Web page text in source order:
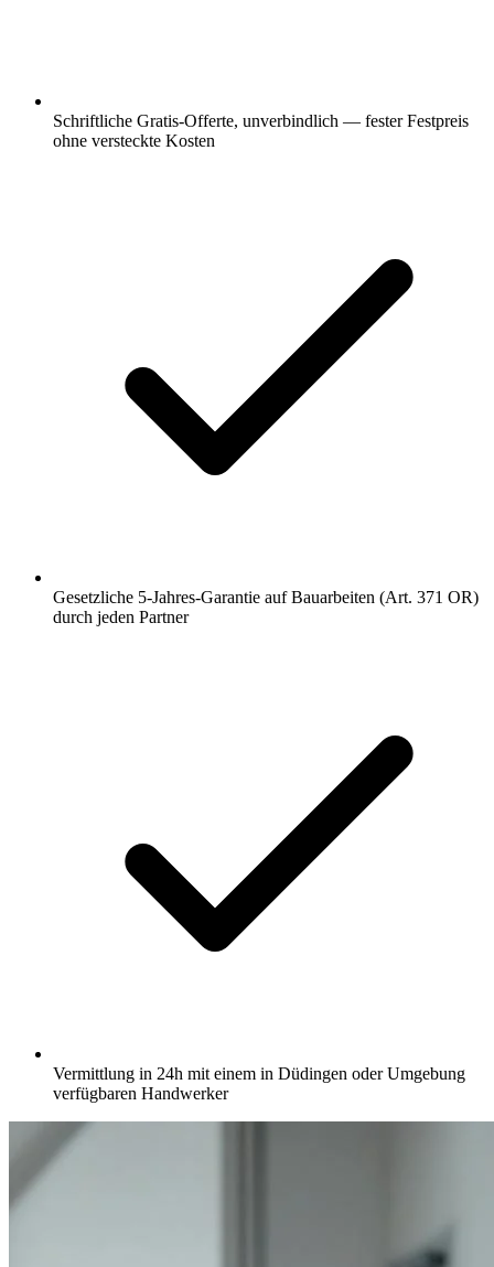
Schriftliche Gratis-Offerte, unverbindlich — fester Festpreis
ohne versteckte Kosten
Gesetzliche 5-Jahres-Garantie auf Bauarbeiten (Art. 371 OR)
durch jeden Partner
Vermittlung in 24h mit einem in Düdingen oder Umgebung
verfügbaren Handwerker